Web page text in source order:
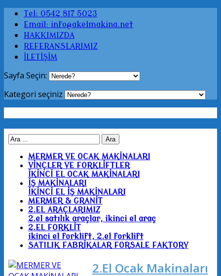
Tel: 0542 817 5023
Email: info@akelmakina.net
HAKKIMIZDA
REFERANSLARIMIZ
İLETİŞİM
Sayfa Seçin:
Kategori seçiniz
MERMER VE OCAK MAKİNALARI
VİNÇLER VE FORKLİFTLER
İKİNCİ EL OCAK MAKİNALARI
İŞ MAKİNALARI
İKİNCİ EL İŞ MAKİNALARI
MERMER & GRANİT
2.EL ARAÇLARIMIZ
2.el satılık araçlar, ikinci el araç
2.EL FORKLİT
ikinci el forklift, 2.el forklift
SATILIK FABRİKALAR FORSALE FAKTORY
2.El Ocak Makinaları